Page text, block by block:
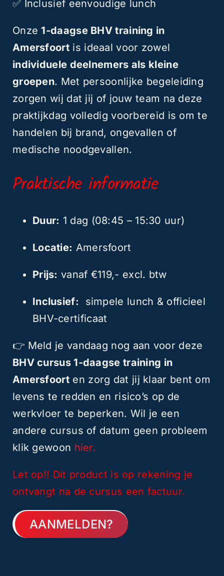
✅ Inclusief eenvoudige lunch
Onze 1-daagse BHV training in
Amersfoort is ideaal voor zowel
individuele deelnemers als kleine
groepen. Met persoonlijke begeleiding
zorgen wij dat jij of jouw team na deze
praktijkdag volledig voorbereid is om te
handelen bij brand, ongevallen of
medische noodgevallen.
Praktische informatie
Duur: 1 dag (08:45 – 15:30 uur)
Locatie: Amersfoort
Prijs: vanaf €119,- excl. btw
Inclusief: simpele lunch & officieel
BHV-certificaat
👉 Meld je vandaag nog aan voor deze
BHV cursus 1-daagse training in
Amersfoort en zorg dat jij klaar bent om
levens te redden en risico’s op de
werkvloer te beperken. Wil je een
andere cursus of datum geen probleem
klik gewoon hier.
Let op!! Dit product is op rekening je
ontvangt na de cursus een factuur.
AANMELDEN?